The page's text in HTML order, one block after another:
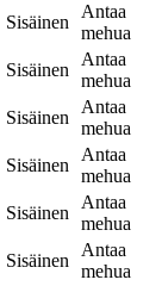
Sisäinen
Antaa
mehua
Sisäinen
Antaa
mehua
Sisäinen
Antaa
mehua
Sisäinen
Antaa
mehua
Sisäinen
Antaa
mehua
Sisäinen
Antaa
mehua